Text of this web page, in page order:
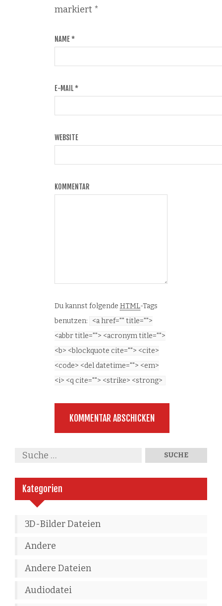
markiert *
NAME*
E-MAIL*
WEBSITE
KOMMENTAR
Du kannst folgende HTML-Tags
benutzen:
<a href="" title="">
<abbr title=""> <acronym title="">
<b> <blockquote cite=""> <cite>
<code> <del datetime=""> <em>
<i> <q cite=""> <strike> <strong>
Kategorien
3D-Bilder Dateien
Andere
Andere Dateien
Audiodatei